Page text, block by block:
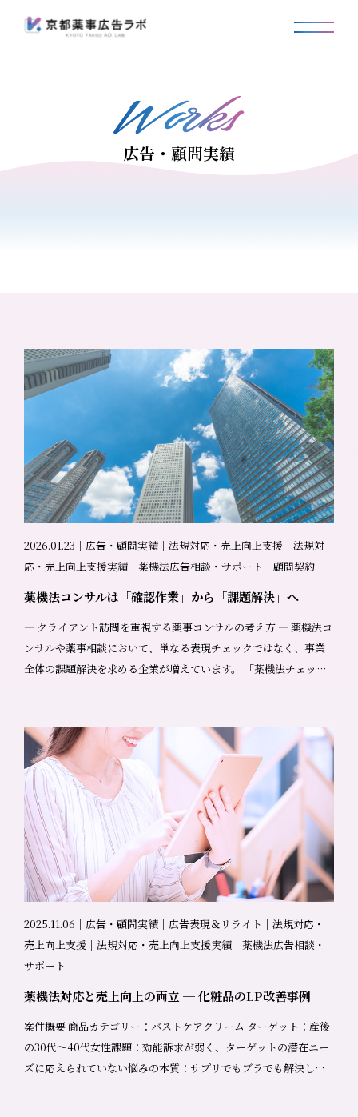
広告・顧問実績
2026.01.23｜広告・顧問実績｜法規対応・売上向上支援｜法規対
応・売上向上支援実績｜薬機法広告相談・サポート｜顧問契約
薬機法コンサルは「確認作業」から「課題解決」へ
― クライアント訪問を重視する薬事コンサルの考え方 ― 薬機法コ
ンサルや薬事相談において、単なる表現チェックではなく、事業
全体の課題解決を求める企業が増えています。 「薬機法チェッ
法令に適合しているかどうかを確認することは、薬機法支援の大
切な役割のひとつです。しかし、実際の現場で求められているの
は、単なる「確認作業」だけではないと、私たちは感じていま
す。 私たちは、セミナーの現場や複数のクライアント訪問を通じ
て、改めてその思いを強くしました。 薬機法コンサルは「確認作
業」だけでは不十分 条文に照らして「これはOK」「これはNG」
と判断するだけであれば、一定の知識があれば対応は可能です。
しかし、その判断だけでは、 なぜこの表現にこだわっているのか
なぜ修正に納得できないのか 本当は何を伝えたいのか といった、
広告や事業の本質的な部分までは見えてきません。 薬機法チェッ
クの目的は、表現を制限することではなく、事業やブランドを前
に進めること。そのためには、「合っているかどうか」ではな
なぜ薬事コンサルとしてクライアント訪問を行うのか 私たちが、
可能な限りクライアント訪問を行っているのには理由がありま
す。 現場でしか分からない組織・体制・DXの状況 オンラインのや
り取りだけでは分からない、組織体制、決裁フロー、チーム間の
2025.11.06｜広告・顧問実績｜広告表現＆リライト｜法規対応・
売上向上支援｜法規対応・売上向上支援実績｜薬機法広告相談・
サポート
薬機法対応と売上向上の両立 ─ 化粧品のLP改善事例
案件概要 商品カテゴリー：バストケアクリーム ターゲット：産後
の30代～40代女性課題：効能訴求が弱く、ターゲットの潜在ニー
ズに応えられていない悩みの本質：サプリでもブラでも解決しな